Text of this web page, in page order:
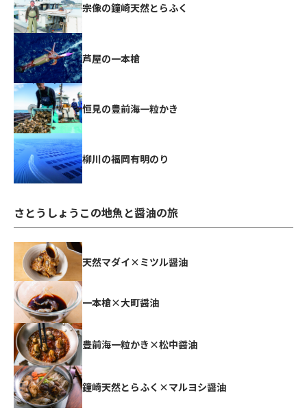
宗像の鐘崎天然とらふく
芦屋の一本槍
恒見の豊前海一粒かき
柳川の福岡有明のり
さとうしょうこの地魚と醤油の旅
天然マダイ×ミツル醤油
一本槍×大町醤油
豊前海一粒かき×松中醤油
鐘崎天然とらふく×マルヨシ醤油